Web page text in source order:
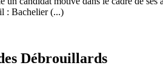
: Bachelier (...)
Débrouillards